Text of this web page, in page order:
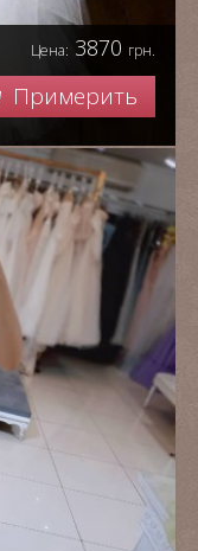
Цена: 3870 грн.
Примерить